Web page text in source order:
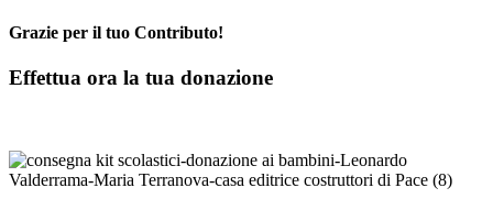
Grazie per il tuo Contributo!
Effettua ora la tua donazione